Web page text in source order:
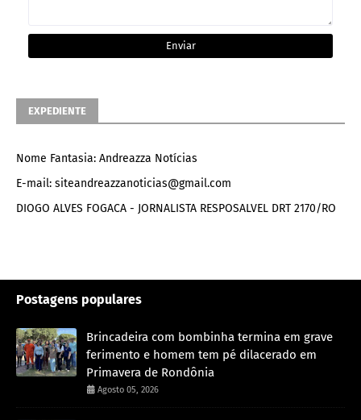
EXPEDIENTE
Nome Fantasia: Andreazza Notícias
E-mail: siteandreazzanoticias@gmail.com
DIOGO ALVES FOGACA - JORNALISTA RESPOSALVEL DRT 2170/RO
Postagens populares
Brincadeira com bombinha termina em grave
ferimento e homem tem pé dilacerado em
Primavera de Rondônia
Agosto 05, 2026